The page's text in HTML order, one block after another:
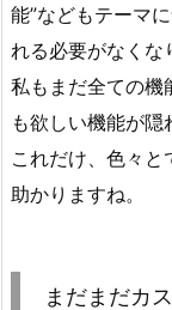
能”などもテーマ
れる必要がなくな
私もまだ全ての機
も欲しい機能が
これだけ、色々と
助かりますね。
まだまだカ